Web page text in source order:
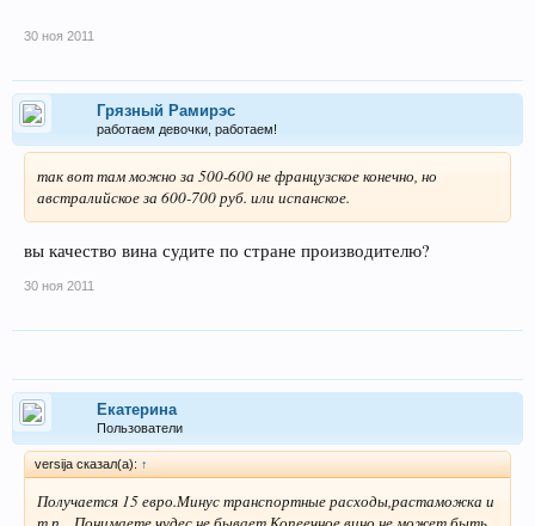
30 ноя 2011
Грязный Рамирэс
работаем девочки, работаем!
так вот там можно за 500-600 не французское конечно, но
австралийское за 600-700 руб. или испанское.
вы качество вина судите по стране производителю?
30 ноя 2011
Екатерина
Пользователи
versija сказал(а): ↑
Получается 15 евро.Минус транспортные расходы,растаможка и